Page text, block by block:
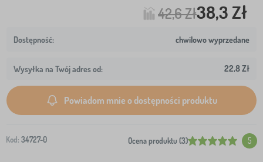
42,6 Zł38,3 Zł
chwilowo wyprzedane
Wysyłka na Twój adres od: 22,8 Zł
Powiadom mnie o dostępności produktu
Kod: 34727-0 Ocena produktu (3) 5